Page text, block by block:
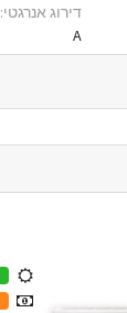
דירוג אנרגטי:
A